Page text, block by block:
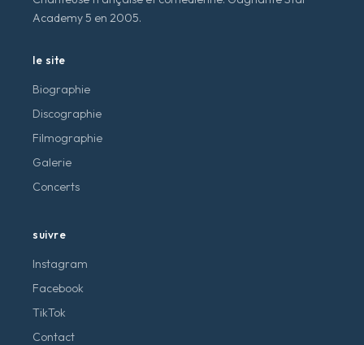
Academy 5 en 2005.
le site
Biographie
Discographie
Filmographie
Galerie
Concerts
suivre
Instagram
Facebook
TikTok
Contact